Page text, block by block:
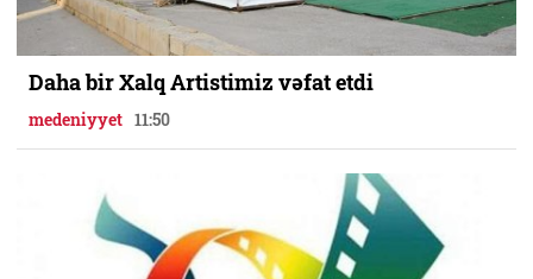
Daha bir Xalq Artistimiz vəfat etdi
medeniyyet 11:50